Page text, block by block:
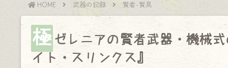
HOME 武器の記録 賢者-賢具
極ゼレニアの賢者武器・機械
イト・スリンクス』